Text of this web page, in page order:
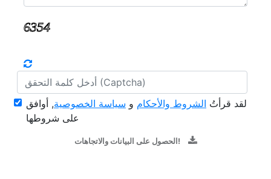
لقد قرأتُ الشروط والأحكام و سياسة الخصوصية, أوافق
على شروطها
الحصول على البيانات والاتجاهات!